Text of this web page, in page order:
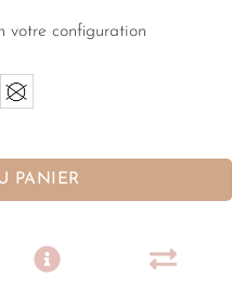
votre configuration
PANIER